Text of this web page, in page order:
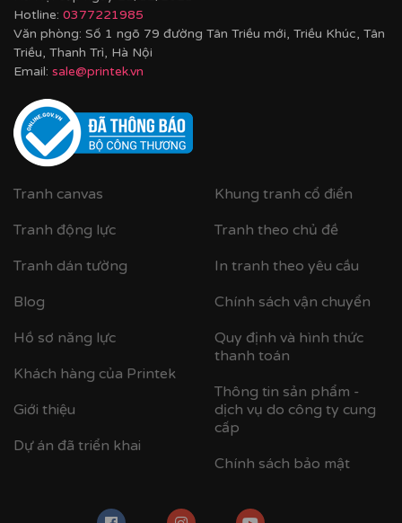
2. Chất lượng cao cấp:
được tái hiện một cách sống động nhất.
- Khung bo viền nhựa composite:Siêu nhẹ, chống cong
- Mặt tranh ốp mica trong suốt:
Thay thế cho kính
truyền thống, giúp tranh giữ được độ trong suốt hoàn
hảo, không bị mờ đục lại cực kỳ an toàn, chống vỡ —
đặc biệt phù hợp với gia đình có trẻ nhỏ.
Hotline: 0377221985
Văn phòng: Số 1 ngõ 79 đường Tân Triều mới, Triều Khúc, Tân
Triều, Thanh Trì, Hà Nội
Email: sale@printek.vn
Tranh canvas
Tranh động lực
Tranh dán tường
Blog
Hồ sơ năng lực
Khách hàng của Printek
Giới thiệu
Dự án đã triển khai
Khung tranh cổ điển
Tranh theo chủ đề
In tranh theo yêu cầu
Chính sách vận chuyển
Quy định và hình thức
thanh toán
Thông tin sản phẩm -
dịch vụ do công ty cung
cấp
Chính sách bảo mật